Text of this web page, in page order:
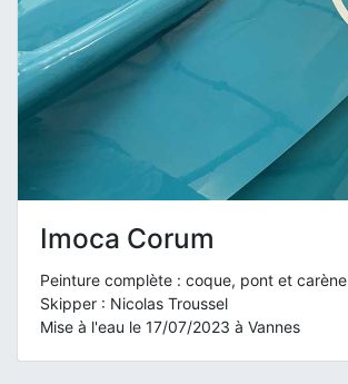
Imoca Corum
Peinture complète : coque, pont et carène
Skipper : Nicolas Troussel
Mise à l'eau le 17/07/2023 à Vannes